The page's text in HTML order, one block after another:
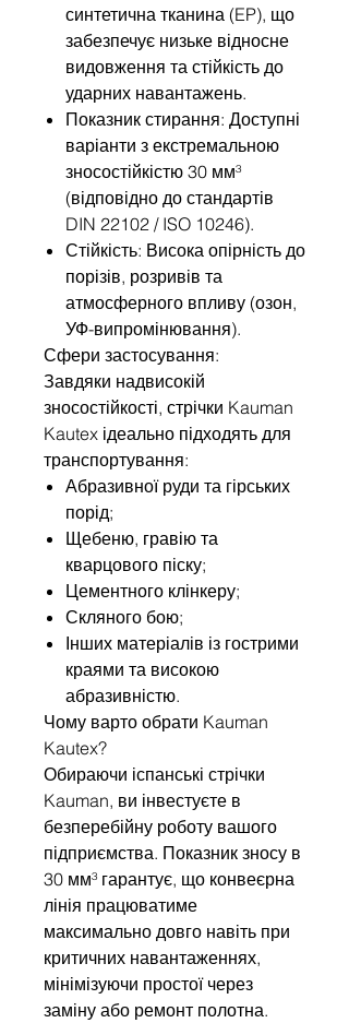
синтетична тканина (EP), що
забезпечує низьке відносне
видовження та стійкість до
ударних навантажень.
Показник стирання: Доступні
варіанти з екстремальною
зносостійкістю 30 мм³
(відповідно до стандартів
DIN 22102 / ISO 10246).
Стійкість: Висока опірність до
порізів, розривів та
атмосферного впливу (озон,
УФ-випромінювання).
Сфери застосування:
Завдяки надвисокій
зносостійкості, стрічки Kauman
Kautex ідеально підходять для
транспортування:
Абразивної руди та гірських
порід;
Щебеню, гравію та
кварцового піску;
Цементного клінкеру;
Скляного бою;
Інших матеріалів із гострими
краями та високою
абразивністю.
Чому варто обрати Kauman
Kautex?
Обираючи іспанські стрічки
Kauman, ви інвестуєте в
безперебійну роботу вашого
підприємства. Показник зносу в
30 мм³ гарантує, що конвеєрна
лінія працюватиме
максимально довго навіть при
критичних навантаженнях,
мінімізуючи простої через
заміну або ремонт полотна.